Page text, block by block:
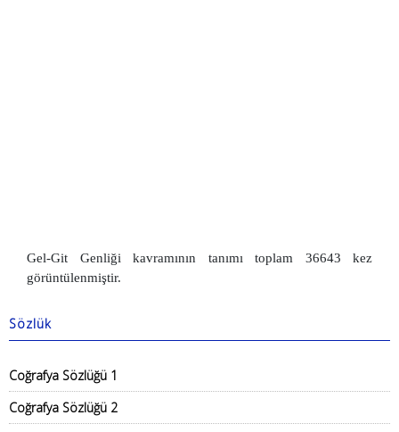
Gel-Git Genliği kavramının tanımı toplam 36643 kez
görüntülenmiştir.
Sözlük
Coğrafya Sözlüğü 1
Coğrafya Sözlüğü 2